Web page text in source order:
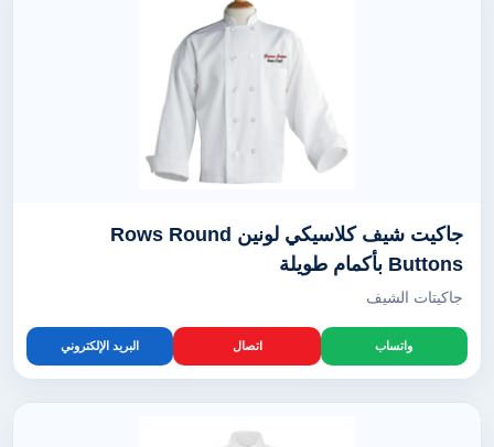
جاكيت شيف كلاسيكي لونين Rows Round
Buttons بأكمام طويلة
جاكيتات الشيف
واتساب اتصال البريد الإلكتروني